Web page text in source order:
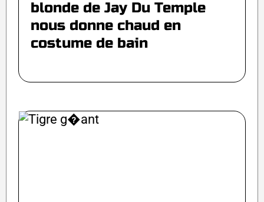
blonde de Jay Du Temple
nous donne chaud en
costume de bain